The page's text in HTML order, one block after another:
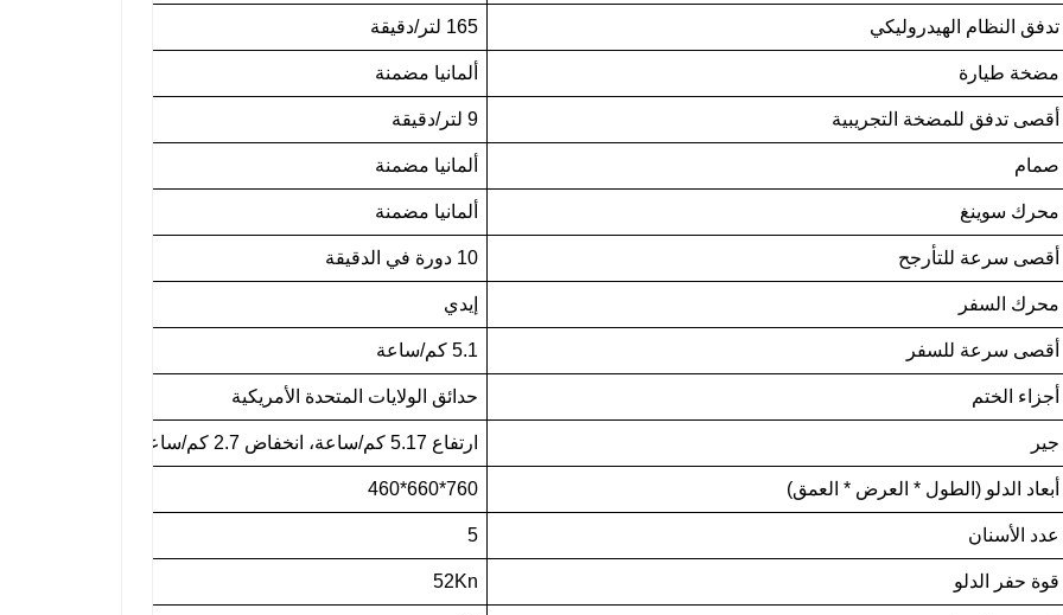
تدفق النظام الهيدروليكي 165 لتر/دقيقة
مضخة طيارة ألمانيا مضمنة
أقصى تدفق للمضخة التجريبية 9 لتر/دقيقة
صمام ألمانيا مضمنة
محرك سوينغ ألمانيا مضمنة
أقصى سرعة للتأرجح 10 دورة في الدقيقة
محرك السفر إيدي
أقصى سرعة للسفر 5.1 كم/ساعة
أجزاء الختم حدائق الولايات المتحدة الأمريكية
جير ارتفاع 5.17 كم/ساعة، انخفاض 2.7 كم/ساعة
أبعاد الدلو (الطول * العرض * العمق) 760*660*460
عدد الأسنان 5
قوة حفر الدلو 52Kn